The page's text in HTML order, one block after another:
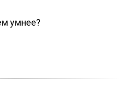
умнее?